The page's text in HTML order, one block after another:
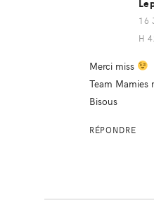
16
H
Merci miss
Team Mamies
Bisous
RÉPONDRE